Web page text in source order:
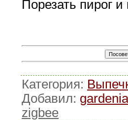
Порезать пирог
Категория:
Добавил: gardenia
zigbee